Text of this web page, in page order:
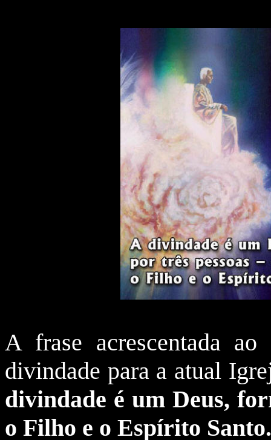
A frase acrescentada
divindade para a atual
divindade é um Deus,
o Filho e o Espírito